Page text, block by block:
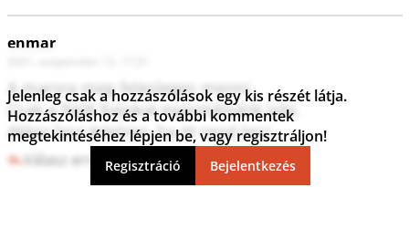
enmar
A marsra meg felesleges menni.
Csak a földi bajokat exportálnánk oda.
Akkor lesz értelme, ha itt rend lesz.
Válasz erre 0 0
Jelenleg csak a hozzászólások egy kis részét látja.
Hozzászóláshoz és a további kommentek
megtekintéséhez lépjen be, vagy regisztráljon!
Regisztráció Bejelentkezés